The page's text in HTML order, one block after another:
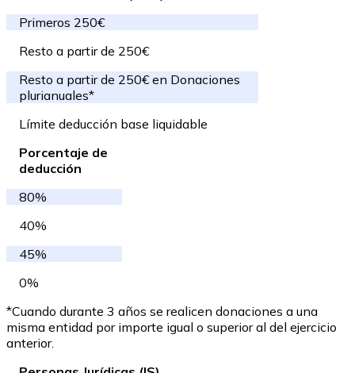
Primeros 250€
Resto a partir de 250€
Resto a partir de 250€ en Donaciones
plurianuales*
Límite deducción base liquidable
Porcentaje de
deducción
80%
40%
45%
0%
*Cuando durante 3 años se realicen donaciones a una
misma entidad por importe igual o superior al del ejercicio
anterior.